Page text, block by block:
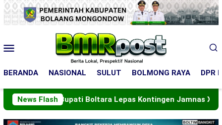
Loncat
ke
konten
Mobile
BERANDA NASIONAL SULUT BOLMONG RAYA DPR
News Flash
Bupati Boltara Lepas Kontingen Jamnas XII